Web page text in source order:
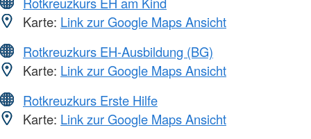
Karte: Link zur Google Maps Ansicht
Rotkreuzkurs EH-Ausbildung (BG)
Karte: Link zur Google Maps Ansicht
Rotkreuzkurs Erste Hilfe
Karte: Link zur Google Maps Ansicht